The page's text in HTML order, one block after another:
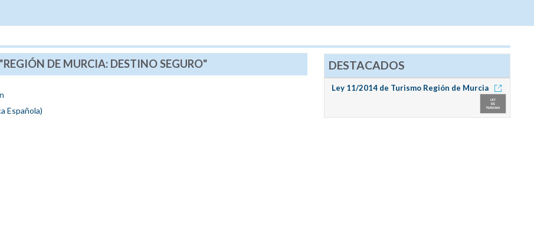
DE MURCIA: DESTINO SEGURO"
Española)
DESTACADOS
Ley 11/2014 de Turismo Región de Murcia